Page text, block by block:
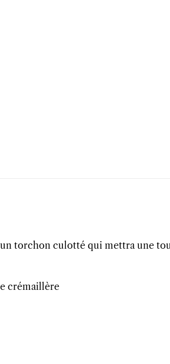
torchon culotté qui mettra une
crémaillère